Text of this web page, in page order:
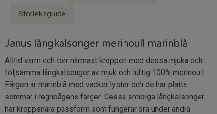
Storleksguide
Janus långkalsonger merinoull marinblå
Alltid varm och torr närmast kroppen med dessa mjuka och
följsamma långkalsonger av mjuk och luftig 100% merinoull.
Färgen är marinblå med vacker lyster och de har platta
sömmar i regnbågens färger. Dessa smidiga långkalsonger
har kroppsnära passform som fungerar bra under andra